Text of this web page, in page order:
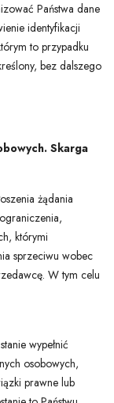
Państwa dane
identyfikacji
to przypadku
bez dalszego
Skarga
żądania
którymi
sprzeciwu wobec
W tym celu
wypełnić
osobowych,
prawne lub